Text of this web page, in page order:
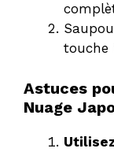
touche
Astuces
Nuage